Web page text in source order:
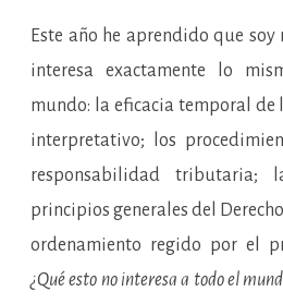
Este año he aprendido que
interesa exactamente lo
mundo: la eficacia temporal de
interpretativo; los
responsabilidad tributaria;
principios generales del
ordenamiento regido por el
¿Qué esto no interesa a todo el